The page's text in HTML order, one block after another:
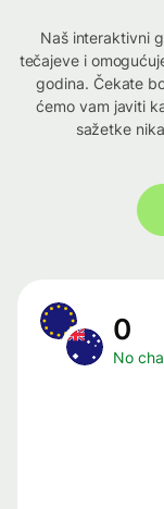
Naš interaktivni
tečajeve i
godina. Čekate
ćemo vam javiti
sažetke
0
No